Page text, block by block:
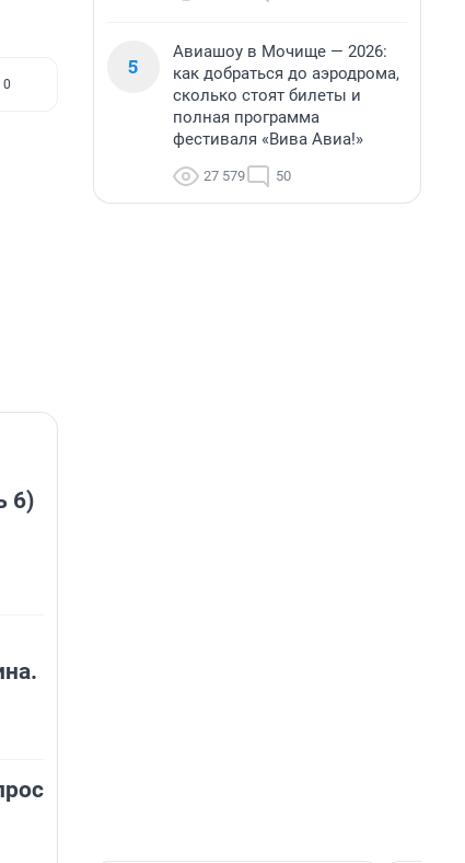
0
6)
5
Авиашоу в Мочище — 2026:
как добраться до аэродрома,
сколько стоят билеты и
полная программа
фестиваля «Вива Авиа!»
27 579 50